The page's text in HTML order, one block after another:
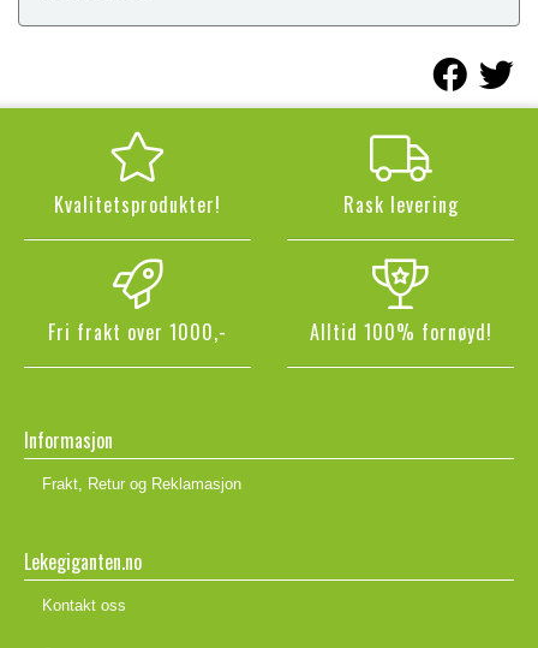
Kvalitetsprodukter! Rask levering
Fri frakt over 1000,- Alltid 100% fornøyd!
Informasjon
Frakt, Retur og Reklamasjon
Lekegiganten.no
Kontakt oss